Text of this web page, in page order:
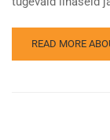
READ MORE